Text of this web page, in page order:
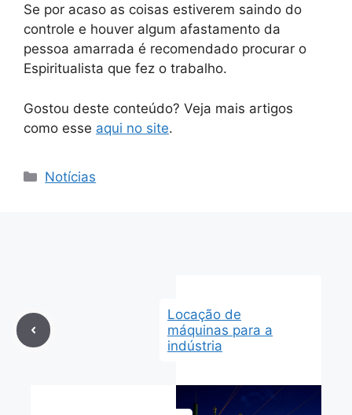
Se por acaso as coisas estiverem saindo do
controle e houver algum afastamento da
pessoa amarrada é recomendado procurar o
Espiritualista que fez o trabalho.
Gostou deste conteúdo? Veja mais artigos
como esse aqui no site.
Categorias
Notícias
Locação de
máquinas para a
indústria